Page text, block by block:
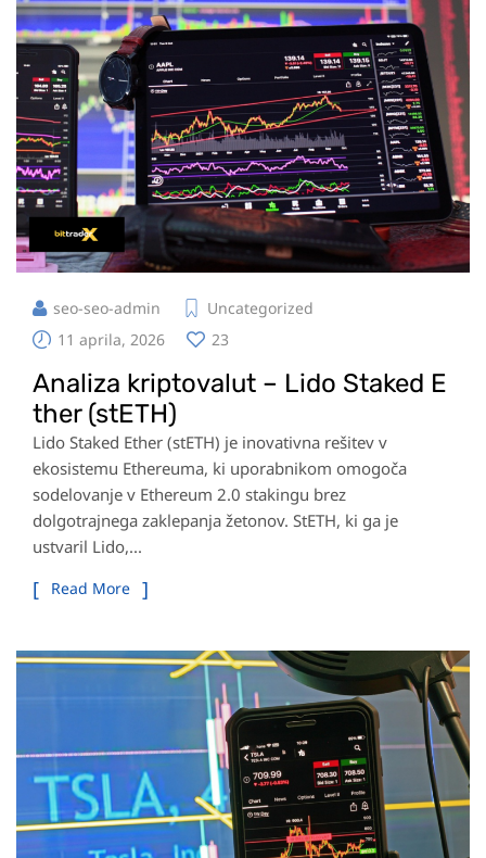
seo-seo-admin
Uncategorized
11 aprila, 2026
23
Analiza kriptovalut – Lido Staked E
ther (stETH)
Lido Staked Ether (stETH) je inovativna rešitev v
ekosistemu Ethereuma, ki uporabnikom omogoča
sodelovanje v Ethereum 2.0 stakingu brez
dolgotrajnega zaklepanja žetonov. StETH, ki ga je
ustvaril Lido,...
Read More